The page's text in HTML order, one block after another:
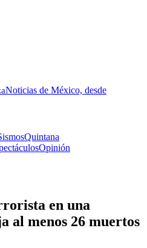
Noticias de México, desde
Quintana
Opinión
en una
al menos 26 muertos